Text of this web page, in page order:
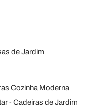
de Jardim
Cozinha Moderna
Cadeiras de Jardim